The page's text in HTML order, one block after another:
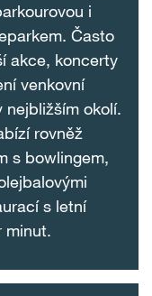
i
Často
akce, koncerty
venkovní
nejbližším okolí.
rovněž
s bowlingem,
s letní
minut.